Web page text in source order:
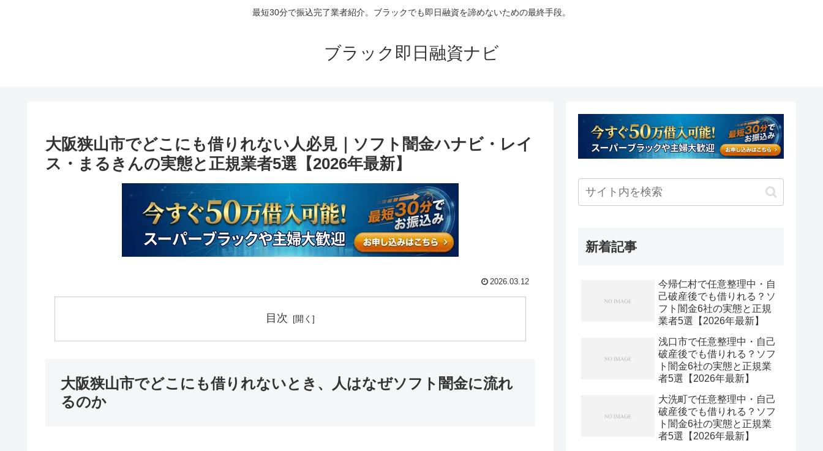
最短30分で振込完了業者紹介。ブラックでも即日融資を諦めないための最終手段。
ブラック即日融資ナビ
大阪狭山市でどこにも借りれない人必見｜ソフト闇金ハナビ・レイ
ス・まるきんの実態と正規業者5選【2026年最新】
2026.03.12
目次
大阪狭山市でどこにも借りれないとき、人はなぜソフト闇金に流れ
るのか
新着記事
今帰仁村で任意整理中・自
己破産後でも借りれる？ソ
フト闇金6社の実態と正規
業者5選【2026年最新】
浅口市で任意整理中・自己
破産後でも借りれる？ソフ
ト闇金6社の実態と正規業
者5選【2026年最新】
大洗町で任意整理中・自己
破産後でも借りれる？ソフ
ト闇金6社の実態と正規業
者5選【2026年最新】